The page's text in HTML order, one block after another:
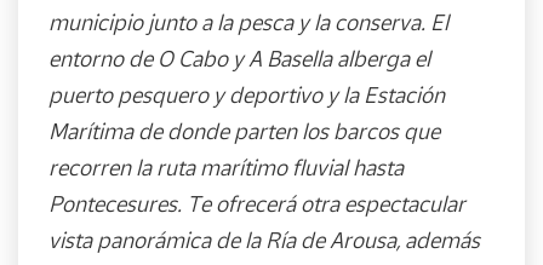
municipio junto a la pesca y la conserva. El
entorno de O Cabo y A Basella alberga el
puerto pesquero y deportivo y la Estación
Marítima de donde parten los barcos que
recorren la ruta marítimo fluvial hasta
Pontecesures. Te ofrecerá otra espectacular
vista panorámica de la Ría de Arousa, además